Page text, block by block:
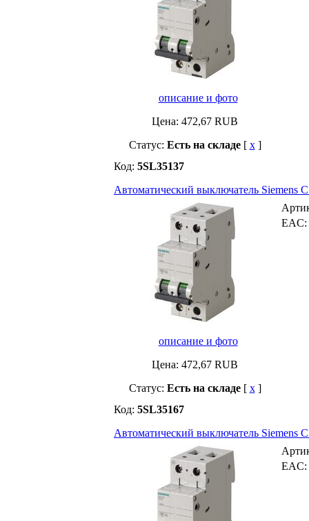
описание и фото
Цена: 472,67 RUB
Статус: Есть на складе[ x]
Код: 5SL35137
Автоматический выключатель Siemens
описание и фото
Цена: 472,67 RUB
Статус: Есть на складе[ x]
EAC:
Код: 5SL35167
Автоматический выключатель Siemens
EAC: